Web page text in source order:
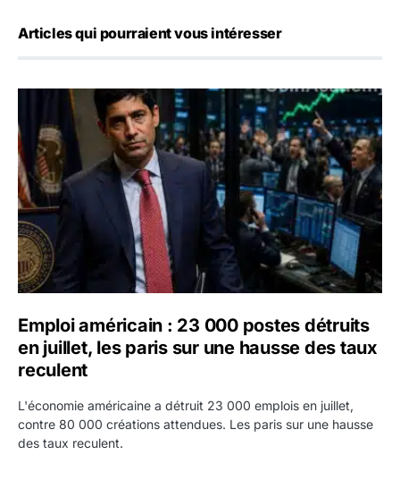
Articles qui pourraient vous intéresser
Emploi américain : 23 000 postes détruits en juillet, les
Emploi américain : 23 000 postes détruits
en juillet, les paris sur une hausse des taux
reculent
L'économie américaine a détruit 23 000 emplois en juillet,
contre 80 000 créations attendues. Les paris sur une hausse
des taux reculent.